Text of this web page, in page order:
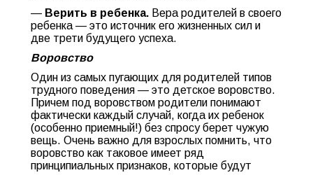
— Верить в ребенка. Вера родителей в своего
ребенка — это источник его жизненных сил и
две трети будущего успеха.
Воровство
Один из самых пугающих для родителей типов
трудного поведения — это детское воровство.
Причем под воровством родители понимают
фактически каждый случай, когда их ребенок
(особенно приемный!) без спросу берет чужую
вещь. Очень важно для взрослых помнить, что
воровство как таковое имеет ряд
принципиальных признаков, которые будут